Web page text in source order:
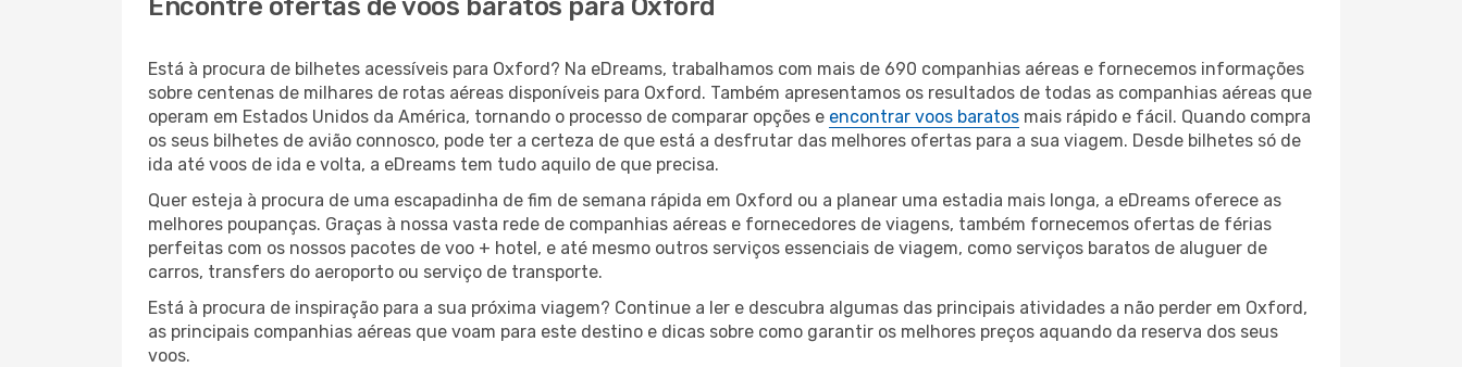
Encontre ofertas de voos baratos para Oxford
Está à procura de bilhetes acessíveis para Oxford? Na eDreams, trabalhamos com mais de 690 companhias aéreas e fornecemos informações
sobre centenas de milhares de rotas aéreas disponíveis para Oxford. Também apresentamos os resultados de todas as companhias aéreas que
operam em Estados Unidos da América, tornando o processo de comparar opções e encontrar voos baratos mais rápido e fácil. Quando compra
os seus bilhetes de avião connosco, pode ter a certeza de que está a desfrutar das melhores ofertas para a sua viagem. Desde bilhetes só de
ida até voos de ida e volta, a eDreams tem tudo aquilo de que precisa.
Quer esteja à procura de uma escapadinha de fim de semana rápida em Oxford ou a planear uma estadia mais longa, a eDreams oferece as
melhores poupanças. Graças à nossa vasta rede de companhias aéreas e fornecedores de viagens, também fornecemos ofertas de férias
perfeitas com os nossos pacotes de voo + hotel, e até mesmo outros serviços essenciais de viagem, como serviços baratos de aluguer de
carros, transfers do aeroporto ou serviço de transporte.
Está à procura de inspiração para a sua próxima viagem? Continue a ler e descubra algumas das principais atividades a não perder em Oxford,
as principais companhias aéreas que voam para este destino e dicas sobre como garantir os melhores preços aquando da reserva dos seus
voos.